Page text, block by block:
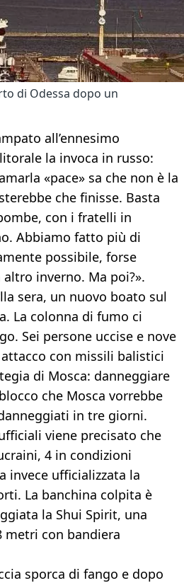
di Odessa dopo un
all’ennesimo
la invoca in russo:
«pace» sa che non è la
che finisse. Basta
con i fratelli in
Abbiamo fatto più di
possibile, forse
inverno. Ma poi?».
sera, un nuovo boato sul
La colonna di fumo ci
Sei persone uccise e nove
con missili balistici
di Mosca: danneggiare
che Mosca vorrebbe
in tre giorni.
viene precisato che
4 in condizioni
invece ufficializzata la
La banchina colpita è
la Shui Spirit, una
metri con bandiera
sporca di fango e dopo